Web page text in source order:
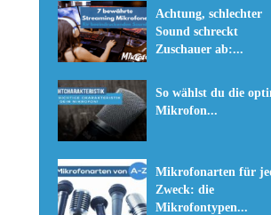
Achtung, schlechter
Sound schreckt
Zuschauer ab:...
So wählst du die
Mikrofon...
Mikrofonarten für
Zweck: die
Mikrofontypen...